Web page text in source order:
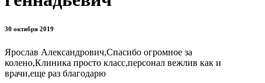
30 октября 2019
Ярослав Александрович,Спасибо огромное за
колено,Клиника просто класс,персонал вежлив как и
врачи,еще раз благодарю